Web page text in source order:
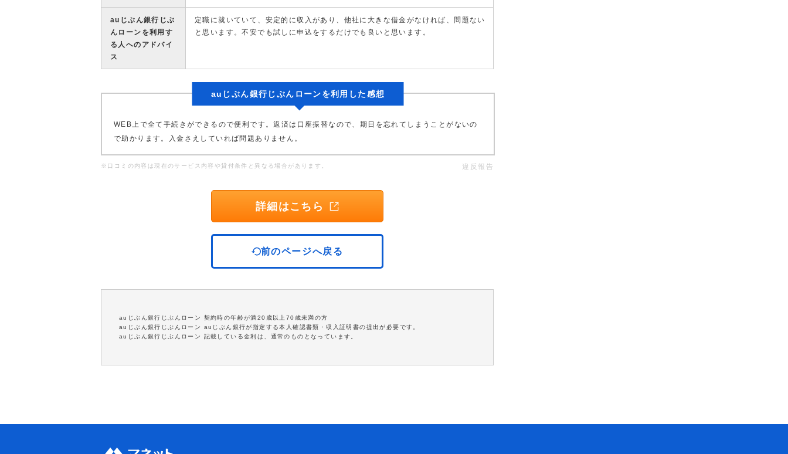
auじぶん銀行じぶ
んローンを利用す
る人へのアドバイ
ス
定職に就いていて、安定的に収入があり、他社に大きな借金がなければ、問題ない
と思います。不安でも試しに申込をするだけでも良いと思います。
auじぶん銀行じぶんローンを利用した感想
WEB上で全て手続きができるので便利です。返済は口座振替なので、期日を忘れてしまうことがないの
で助かります。入金さえしていれば問題ありません。
※口コミの内容は現在のサービス内容や貸付条件と異なる場合があります。 違反報告
詳細はこちら
前のページへ戻る
auじぶん銀行じぶんローン 契約時の年齢が満20歳以上70歳未満の方
auじぶん銀行じぶんローン auじぶん銀行が指定する本人確認書類・収入証明書の提出が必要です。
auじぶん銀行じぶんローン 記載している金利は、通常のものとなっています。